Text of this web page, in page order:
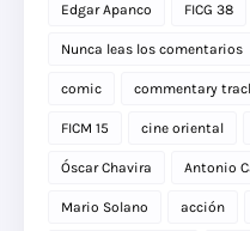
Edgar Apanco FICG 38
Nunca leas los comentarios
comic commentary
FICM 15 cine oriental
Óscar Chavira Antonio
Mario Solano acción